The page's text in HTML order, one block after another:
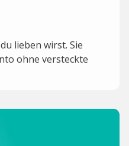
lieben wirst. Sie
ohne versteckte